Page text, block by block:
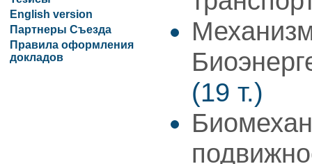
English version
Партнеры Съезда
Правила оформления
докладов
(19 т.)